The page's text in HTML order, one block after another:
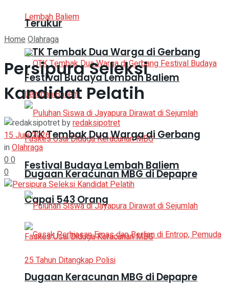
OTK Tembak Dua Warga di Gerbang
Festival Budaya Lembah Baliem
Dugaan Keracunan MBG di Depapre
Capai 543 Orang
Terukur
OTK Tembak Dua Warga di Gerbang
Festival Budaya Lembah Baliem
Dugaan Keracunan MBG di Depapre
HomeOlahraga
Persipura Seleksi
Kandidat Pelatih
byredaksipotret
15 Juni 2026
inOlahraga
00
0